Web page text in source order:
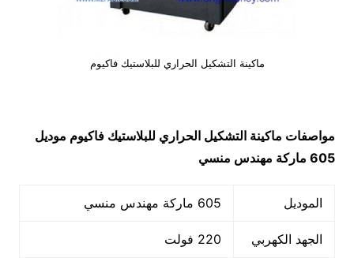
ماكينة التشكيل الحراري للبلاستيك فاكيوم
مواصفات ماكينة التشكيل الحراري للبلاستيك فاكيوم موديل
605 ماركة مهندس منسي
الموديل 605 ماركة مهندس منسي
الجهد الكهربي 220 فولت